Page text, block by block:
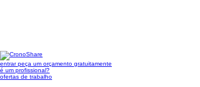
entrarpeça um orçamento gratuitamente
é um profissional?
ofertas de trabalho